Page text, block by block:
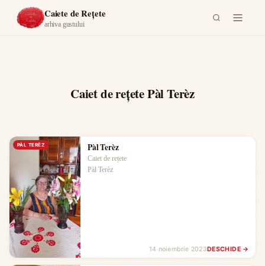
Caiete de Rețete
arhiva gustului
Acasă ›
Caiet de rețete Pàl Terèz
PÀL TERÈZ Pàl Terèz
Caiet de rețete
Pàl Terèz
14 noiembrie 2023DESCHIDE →